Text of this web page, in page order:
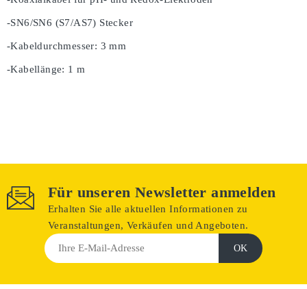
-SN6/SN6 (S7/AS7) Stecker
-Kabeldurchmesser: 3 mm
-Kabellänge: 1 m
Für unseren Newsletter anmelden
Erhalten Sie alle aktuellen Informationen zu
Veranstaltungen, Verkäufen und Angeboten.